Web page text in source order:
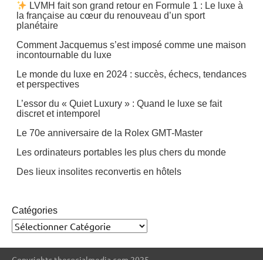
LVMH fait son grand retour en Formule 1 : Le luxe à
la française au cœur du renouveau d’un sport
planétaire
Comment Jacquemus s’est imposé comme une maison
incontournable du luxe
Le monde du luxe en 2024 : succès, échecs, tendances
et perspectives
L’essor du « Quiet Luxury » : Quand le luxe se fait
discret et intemporel
Le 70e anniversaire de la Rolex GMT-Master
Les ordinateurs portables les plus chers du monde
Des lieux insolites reconvertis en hôtels
Catégories